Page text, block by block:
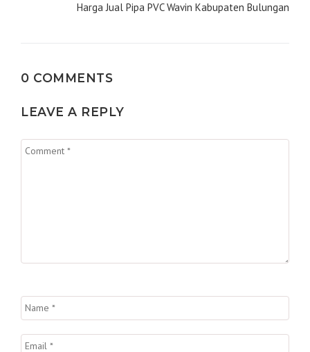
Harga Jual Pipa PVC Wavin Kabupaten Bulungan
0 COMMENTS
LEAVE A REPLY